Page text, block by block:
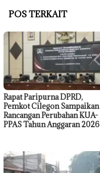
POS TERKAIT
Rapat Paripurna DPRD,
Pemkot Cilegon Sampaikan
Rancangan Perubahan KUA-
PPAS Tahun Anggaran 2026